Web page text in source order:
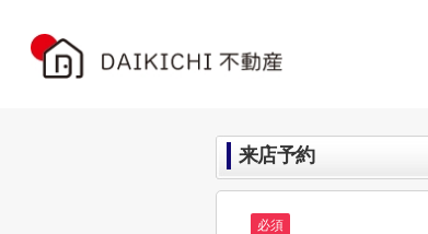
来店予約
必須